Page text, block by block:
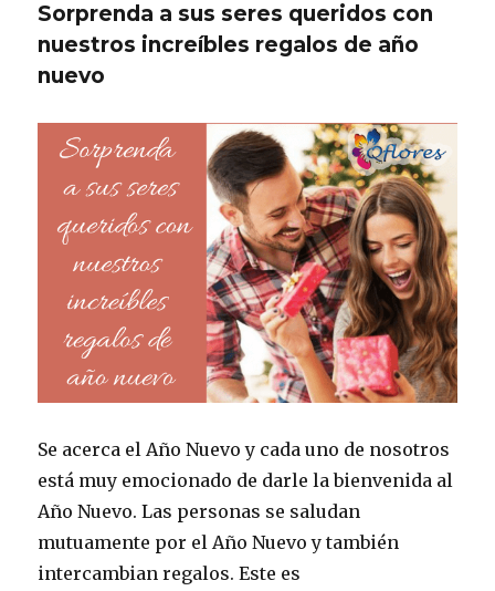
Sorprenda a sus seres queridos con
nuestros increíbles regalos de año
nuevo
Se acerca el Año Nuevo y cada uno de nosotros
está muy emocionado de darle la bienvenida al
Año Nuevo. Las personas se saludan
mutuamente por el Año Nuevo y también
intercambian regalos. Este es